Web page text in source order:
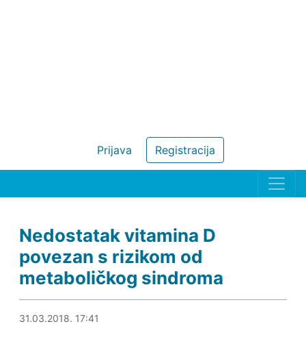
Registracija
Prijava
Nedostatak vitamina D
povezan s rizikom od
metaboličkog sindroma
01.04.2018. 18:08
31.03.2018. 17:41